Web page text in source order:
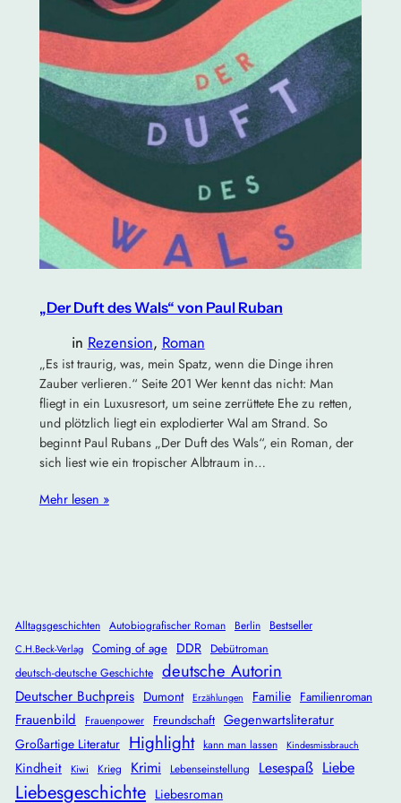
„Der Duft des Wals“ von Paul Ruban
in Rezension, Roman
„Es ist traurig, was, mein Spatz, wenn die Dinge ihren
Zauber verlieren.“ Seite 201 Wer kennt das nicht: Man
fliegt in ein Luxusresort, um seine zerrüttete Ehe zu retten,
und plötzlich liegt ein explodierter Wal am Strand. So
beginnt Paul Rubans „Der Duft des Wals“, ein Roman, der
sich liest wie ein tropischer Albtraum in…
Mehr lesen »
Alltagsgeschichten Autobiografischer Roman Berlin Bestseller
C.H.Beck-Verlag Coming of age DDR
Debütroman
deutsch-deutsche Geschichte deutsche Autorin
Deutscher Buchpreis Dumont Erzählungen Familie Familienroman
Frauenbild Frauenpower Freundschaft Gegenwartsliteratur
Großartige Literatur Highlight kann man lassen Kindesmissbrauch
Kindheit Kiwi Krieg Krimi Lebenseinstellung Lesespaß Liebe
Liebesgeschichte Liebesroman